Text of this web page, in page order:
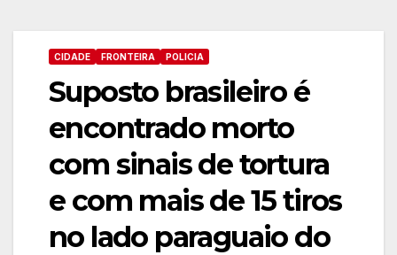
CIDADE FRONTEIRA POLICIA
Suposto brasileiro é
encontrado morto
com sinais de tortura
e com mais de 15 tiros
no lado paraguaio do